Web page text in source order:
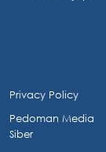
Privacy Policy
Pedoman Media
Siber